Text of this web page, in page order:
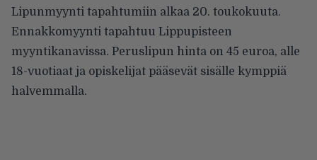
Lipunmyynti tapahtumiin alkaa 20. toukokuuta.
Ennakkomyynti tapahtuu Lippupisteen
myyntikanavissa. Peruslipun hinta on 45 euroa, alle
18-vuotiaat ja opiskelijat pääsevät sisälle kymppiä
halvemmalla.